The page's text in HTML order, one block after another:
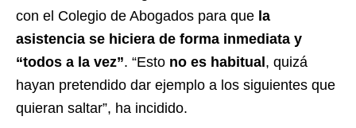
con el Colegio de Abogados para que la
asistencia se hiciera de forma inmediata y
“todos a la vez”. “Esto no es habitual, quizá
hayan pretendido dar ejemplo a los siguientes que
quieran saltar”, ha incidido.